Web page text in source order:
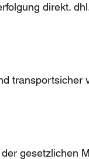
direkt.
gesetzlichen